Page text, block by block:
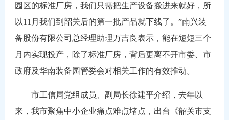
园区的标准厂房，我们只需把生产设备搬进来就好，所
以11月我们到韶关后的第一批产品就下线了。”南兴装
备股份有限公司总经理助理万吉良表示，能在短短三个
月内实现投产，除了标准厂房，背后更离不开市委、市
政府及华南装备园管委会对相关工作的有效推动。
市工信局党组成员、副局长徐建平介绍，去年以
来，我市聚焦中小企业痛点难点堵点，出台《韶关市支